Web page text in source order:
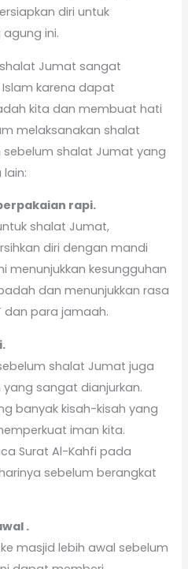
diri untuk
ini.
Jumat sangat
karena dapat
kita dan membuat hati
melaksanakan shalat
shalat Jumat yang
rapi.
shalat Jumat,
diri dengan mandi
menunjukkan kesungguhan
dan menunjukkan rasa
dan para jamaah.
shalat Jumat juga
sangat dianjurkan.
banyak kisah-kisah yang
iman kita.
Surat Al-Kahfi pada
sebelum berangkat
.
masjid lebih awal sebelum